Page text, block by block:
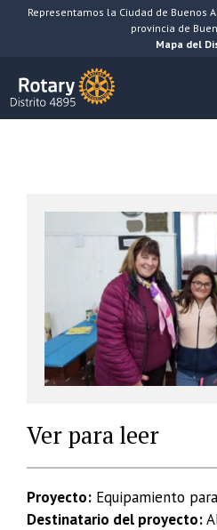
SaltarRepresentamos la Ciudad de Buenos
provincia de
Mapa del
Ver para leer
Proyecto: Equipamiento
Destinatario del proyecto: